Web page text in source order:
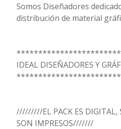
Somos Diseñadores
distribución de material
IDEAL DISEÑADORES Y
/////////EL PACK ES DIGITAL,
SON IMPRESOS///////